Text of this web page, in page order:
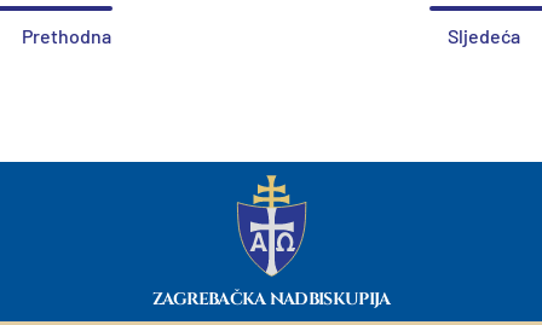
Prethodna Sljedeća
ZAGREBAČKA NADBISKUPIJA